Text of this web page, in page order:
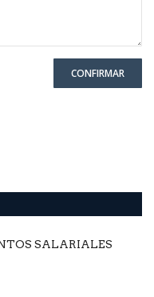
CONFIRMAR
SALARIALES